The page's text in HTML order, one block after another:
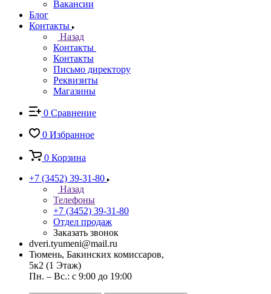
Вакансии
Блог
Контакты
Назад
Контакты
Контакты
Письмо директору
Реквизиты
Магазины
0 Сравнение
0 Избранное
0 Корзина
+7 (3452) 39-31-80
Назад
Телефоны
+7 (3452) 39-31-80
Отдел продаж
Заказать звонок
dveri.tyumeni@mail.ru
Тюмень, Бакинских комиссаров,
5к2 (1 Этаж)
Пн. – Вс.: с 9:00 до 19:00